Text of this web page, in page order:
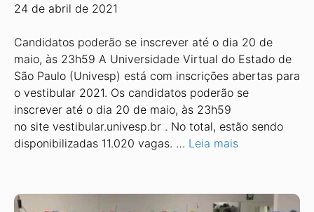
24 de abril de 2021
Candidatos poderão se inscrever até o dia 20 de
maio, às 23h59 A Universidade Virtual do Estado de
São Paulo (Univesp) está com inscrições abertas para
o vestibular 2021. Os candidatos poderão se
inscrever até o dia 20 de maio, às 23h59
no site vestibular.univesp.br . No total, estão sendo
disponibilizadas 11.020 vagas. … Leia mais